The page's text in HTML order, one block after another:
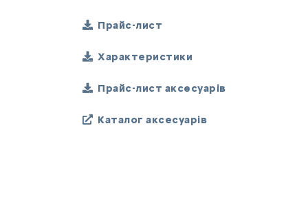
Прайс-лист
Характеристики
Прайс-лист аксесуарів
Каталог аксесуарів